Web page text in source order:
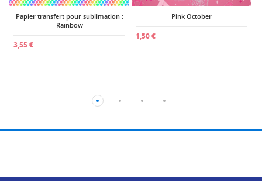
Papier transfert pour sublimation :
Rainbow
3,55 €
Pink October
1,50 €